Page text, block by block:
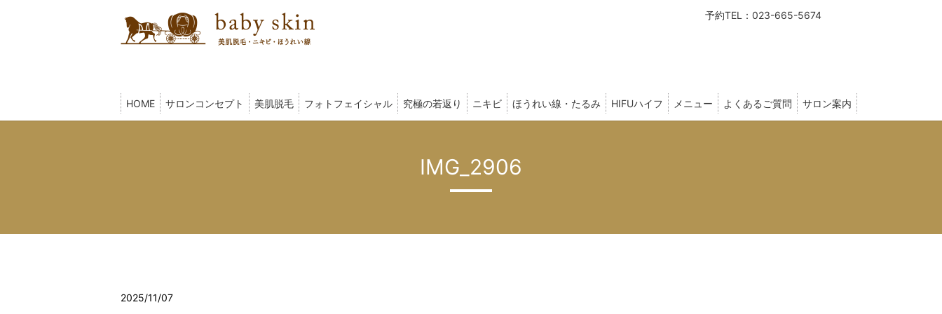
予約TEL：023-665-5674
HOME サロンコンセプト 美肌脱毛 フォトフェイシャル 究極の若返り ニキビ ほうれい線・たるみ HIFUハイフ メニュー よくあるご質問 サロン案内
IMG_2906
2025/11/07